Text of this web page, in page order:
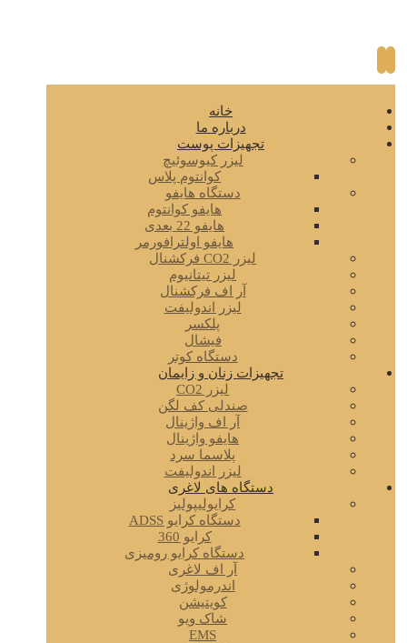
خانه
درباره ما
تجهیزات پوست
لیزر کیوسوئیچ
کوانتوم پلاس
دستگاه هایفو
هایفو کوانتوم
هایفو 22 بعدی
هایفو اولترافورمر
لیزر CO2 فرکشنال
لیزر تیتانیوم
آر اف فرکشنال
لیزر اندولیفت
پلکسر
فیشال
دستگاه کوتر
تجهیزات زنان و زایمان
لیزر CO2
صندلی کف لگن
آر اف واژینال
هایفو واژینال
پلاسما سرد
لیزر اندولیفت
دستگاه های لاغری
کرایولیپولیز
دستگاه کرایو ADSS
کرایو 360
دستگاه کرایو رومیزی
آر اف لاغری
اندرمولوژی
کویتیشن
شاک ویو
EMS